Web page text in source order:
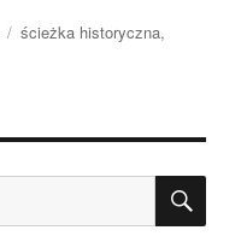
Tagi
ścieżka historyczna,